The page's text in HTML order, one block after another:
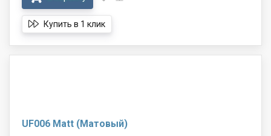
Купить в 1 клик
UF006 Matt (Матовый)